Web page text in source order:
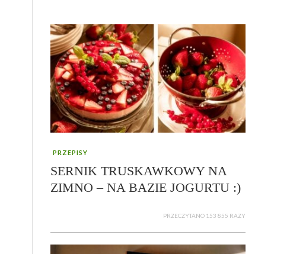
PRZEPISY
SERNIK TRUSKAWKOWY NA
ZIMNO – NA BAZIE JOGURTU :)
PRZECZYTANO 153 855 RAZY